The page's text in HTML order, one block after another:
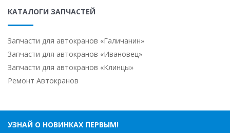
КАТАЛОГИ ЗАПЧАСТЕЙ
Запчасти для автокранов «Галичанин»
Запчасти для автокранов «Ивановец»
Запчасти для автокранов «Клинцы»
Ремонт Автокранов
УЗНАЙ О НОВИНКАХ ПЕРВЫМ!